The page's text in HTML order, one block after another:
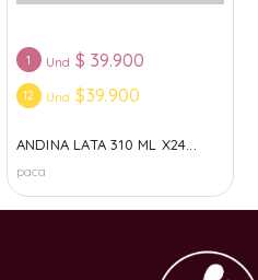
1 Und $ 39.900
12 Und $39.900
ANDINA LATA 310 ML X24...
paca